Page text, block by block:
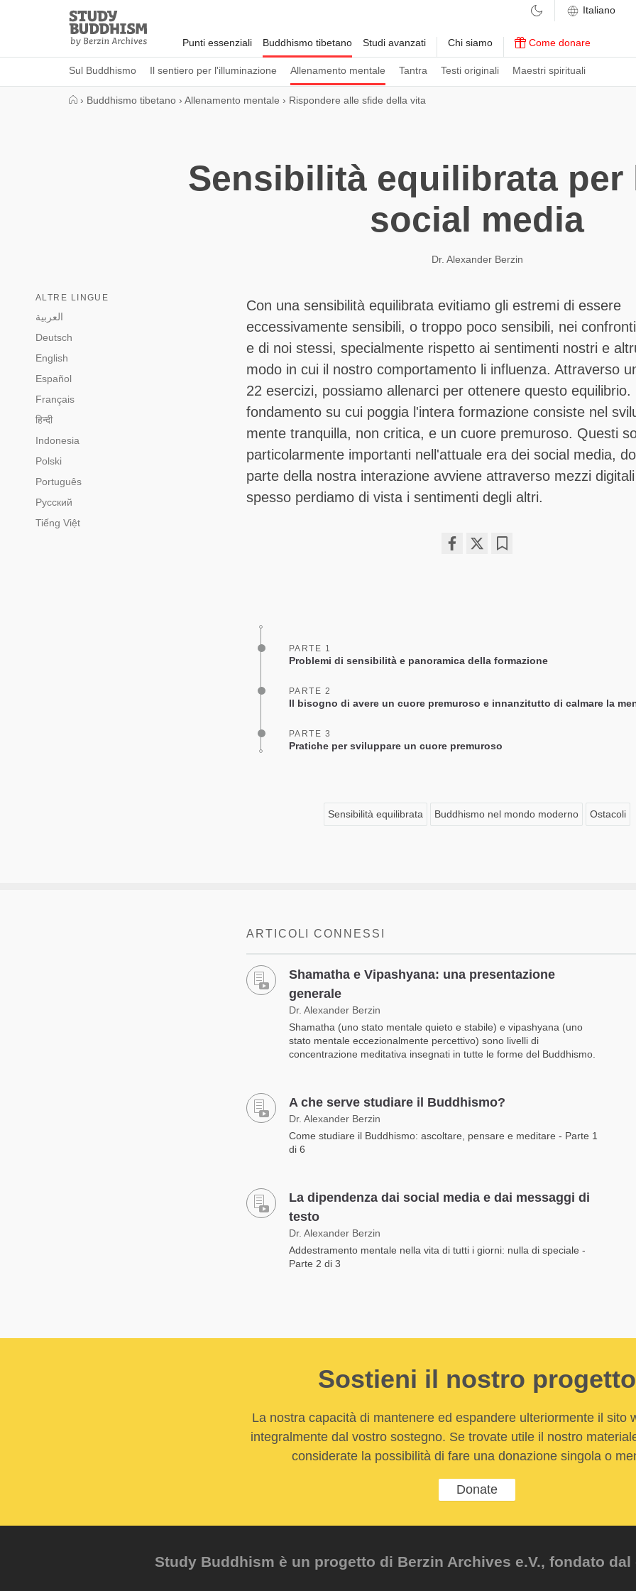
Study
Buddhism
Home
Punti essenziali Buddhismo tibetano
Sul Buddhismo Il sentiero per l'illuminazione Allenamento mentale Tantra Testi originali Maestri spirituali
Studi avanzati Chi siamo Come donare
› Buddhismo tibetano › Allenamento mentale › Rispondere alle sfide della vita
Sensibilità equilibrata per
social media
Dr. Alexander Berzin
ALTRE LINGUE
العربية
Deutsch
English
Español
Français
हिन्दी
Indonesia
Polski
Português
Русский
Tiếng Việt
Con una sensibilità equilibrata evitiamo gli estremi di essere
eccessivamente sensibili, o troppo poco sensibili, nei
e di noi stessi, specialmente rispetto ai sentimenti nostri e
modo in cui il nostro comportamento li influenza. Attraverso
22 esercizi, possiamo allenarci per ottenere questo equilibrio.
fondamento su cui poggia l'intera formazione consiste nel
mente tranquilla, non critica, e un cuore premuroso. Questi
particolarmente importanti nell'attuale era dei social media,
parte della nostra interazione avviene attraverso mezzi
spesso perdiamo di vista i sentimenti degli altri.
PARTE 1
Problemi di sensibilità e panoramica della formazione
PARTE 2
Il bisogno di avere un cuore premuroso e innanzitutto di calmare la
PARTE 3
Pratiche per sviluppare un cuore premuroso
Sensibilità equilibrata Buddhismo nel mondo moderno Ostacoli
ARTICOLI CONNESSI
Shamatha e Vipashyana: una presentazione
generale
Dr. Alexander Berzin
Shamatha (uno stato mentale quieto e stabile) e vipashyana (uno
stato mentale eccezionalmente percettivo) sono livelli di
concentrazione meditativa insegnati in tutte le forme del Buddhismo.
A che serve studiare il Buddhismo?
Dr. Alexander Berzin
Come studiare il Buddhismo: ascoltare, pensare e meditare - Parte 1
di 6
La dipendenza dai social media e dai messaggi di
testo
Dr. Alexander Berzin
Addestramento mentale nella vita di tutti i giorni: nulla di speciale -
Parte 2 di 3
Sostieni il nostro progetto
La nostra capacità di mantenere ed espandere ulteriormente il sito
integralmente dal vostro sostegno. Se trovate utile il nostro
considerate la possibilità di fare una donazione singola o
Donate
Study Buddhism è un progetto di Berzin Archives e.V., fondato